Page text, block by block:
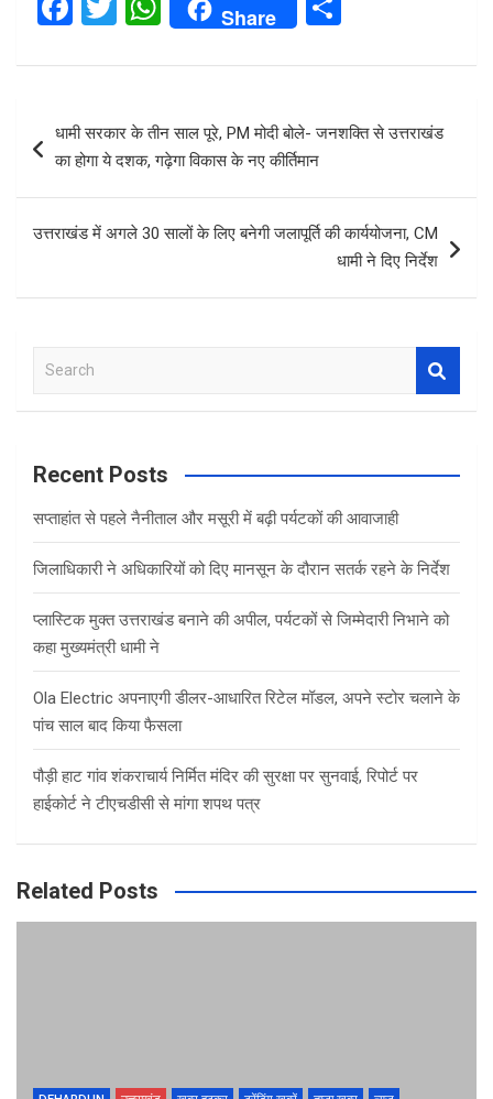
ce
b
o
k
tt
er
h
at
A
p
p
Share
ar
e
navigation
धामी सरकार के तीन साल पूरे, PM मोदी बोले- जनशक्ति से उत्तराखंड
का होगा ये दशक, गढ़ेगा विकास के नए कीर्तिमान
उत्तराखंड में अगले 30 सालों के लिए बनेगी जलापूर्ति की कार्ययोजना, CM
धामी ने दिए निर्देश
a
c
Recent Posts
सप्ताहांत से पहले नैनीताल और मसूरी में बढ़ी पर्यटकों की आवाजाही
जिलाधिकारी ने अधिकारियों को दिए मानसून के दौरान सतर्क रहने के निर्देश
प्लास्टिक मुक्त उत्तराखंड बनाने की अपील, पर्यटकों से जिम्मेदारी निभाने को
कहा मुख्यमंत्री धामी ने
Ola Electric अपनाएगी डीलर-आधारित रिटेल मॉडल, अपने स्टोर चलाने के
पांच साल बाद किया फैसला
पौड़ी हाट गांव शंकराचार्य निर्मित मंदिर की सुरक्षा पर सुनवाई, रिपोर्ट पर
हाईकोर्ट ने टीएचडीसी से मांगा शपथ पत्र
Related Posts